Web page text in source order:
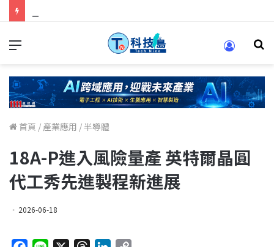
首頁 / 產業應用 /半導體
18A-P進入風險量產 英特爾晶圓
代工秀先進製程新進展
2026-06-18